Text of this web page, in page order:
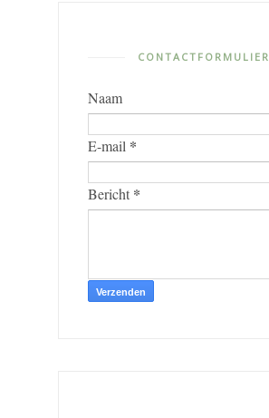
CONTACTFORMULIER
Naam
E-mail *
Bericht *